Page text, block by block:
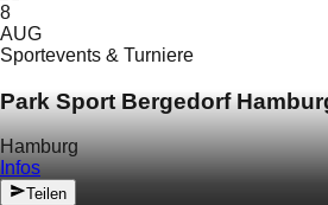
8
AUG
Sportevents & Turniere
Park Sport Bergedorf
Hamburg
Infos
Teilen